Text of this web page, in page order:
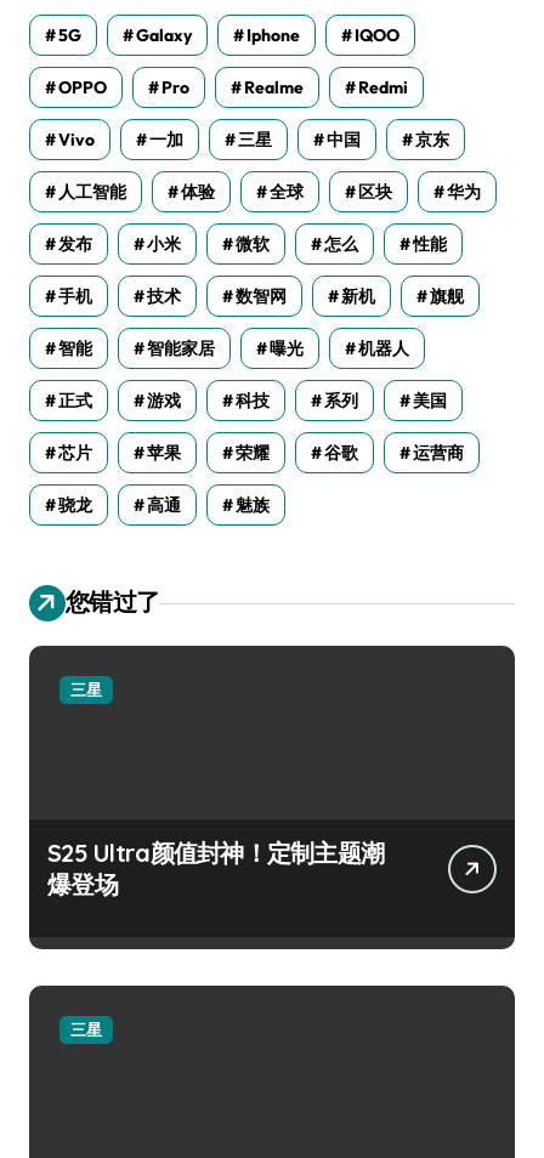
5G Galaxy Iphone IQOO
OPPO Pro Realme Redmi
Vivo 一加 三星 中国 京东
人工智能 体验 全球 区块 华为
发布 小米 微软 怎么 性能
手机 技术 数智网 新机 旗舰
智能 智能家居 曝光 机器人
正式 游戏 科技 系列 美国
芯片 苹果 荣耀 谷歌 运营商
骁龙 高通 魅族
您错过了
三星
S25 Ultra颜值封神！定制主题潮
爆登场
三星